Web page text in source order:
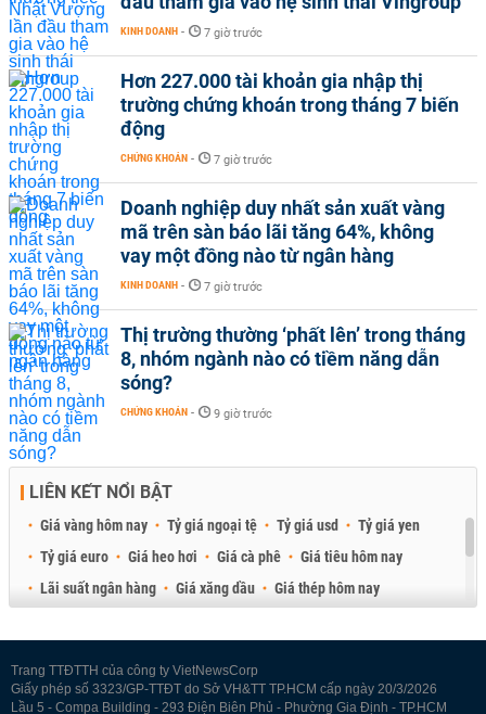
KINH DOANH - 7 giờ trước
Hơn 227.000 tài khoản gia nhập thị
trường chứng khoán trong tháng 7 biến
động
CHỨNG KHOÁN - 7 giờ trước
Doanh nghiệp duy nhất sản xuất vàng
mã trên sàn báo lãi tăng 64%, không
vay một đồng nào từ ngân hàng
KINH DOANH - 7 giờ trước
Thị trường thường ‘phất lên’ trong tháng
8, nhóm ngành nào có tiềm năng dẫn
sóng?
CHỨNG KHOÁN - 9 giờ trước
LIÊN KẾT NỔI BẬT
Giá vàng hôm nay Tỷ giá ngoại tệ Tỷ giá usd
Tỷ giá yen
Tỷ giá euro
Giá heo hơi Giá cà phê
Giá tiêu hôm nay
Lãi suất ngân hàng
Giá xăng dầu
Giá thép hôm nay
Trang TTĐTTH của công ty VietNewsCorp
Giấy phép số 3323/GP-TTĐT do Sở VH&TT TP.HCM cấp ngày 20/3/2026
Lầu 5 - Compa Building - 293 Điện Biên Phủ - Phường Gia Định - TP.HCM